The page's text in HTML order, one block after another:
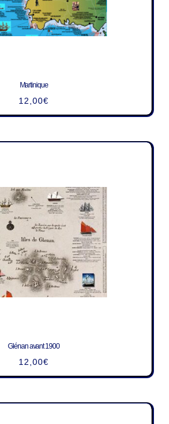
Martinique
12,00€
Glénan avant 1900
12,00€